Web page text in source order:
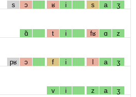
s ɔ ʁ i s a ʒ
ɑ̃ t i fʁ ɑ z
pʁ ɔ f i l a ʒ
v i z a ʒ